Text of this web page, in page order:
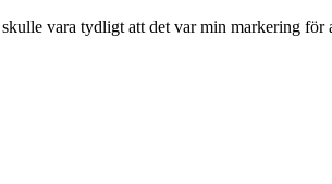
vara tydligt att det var min markering för